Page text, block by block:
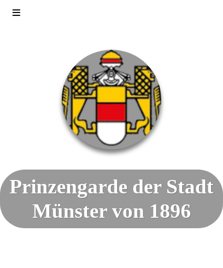
Prinzengarde der Stadt
Münster von 1896